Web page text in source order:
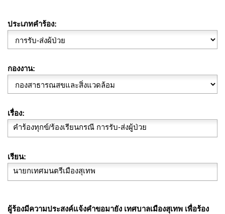
ประเภทคำร้อง
กองงาน
เรื่อง
เรียน
ผู้ร้องมีความประสงค์แจ้งคำขอมายัง เทศบาลเมืองสุเทพ เพื่อร้อง